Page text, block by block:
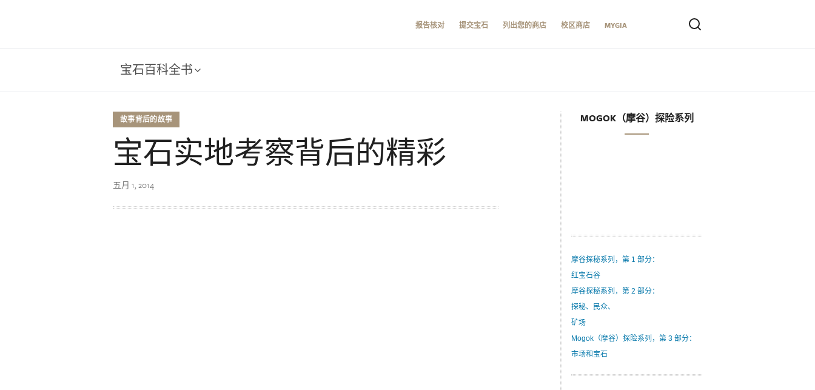
报告核对 提交宝石 列出您的商店 校区商店 MYGIA
宝石百科全书
故事背后的故事
宝石实地考察背后的精彩
五月 1, 2014
MOGOK（摩谷）探险系列
摩谷探秘系列，第 1 部分：
红宝石谷
摩谷探秘系列，第 2 部分：
探秘、民众、
矿场
Mogok（摩谷）探险系列，第 3 部分：
市场和宝石